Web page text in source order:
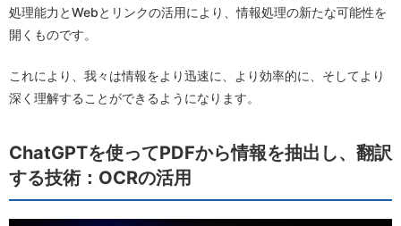
処理能力とWebとリンクの活用により、情報処理の新たな可能性を
開くものです。
これにより、我々は情報をより迅速に、より効率的に、そしてより
深く理解することができるようになります。
ChatGPTを使ってPDFから情報を抽出し、翻訳
する技術：OCRの活用